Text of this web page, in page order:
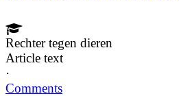
Rechter tegen dieren
Article text
·
Comments